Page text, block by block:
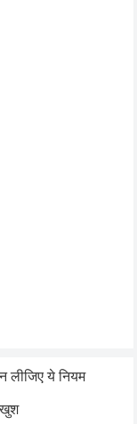
लीजिए ये नियम
खुश